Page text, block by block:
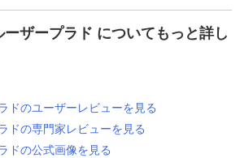
ーザープラド についてもっと詳し
ドのユーザーレビューを見る
ドの専門家レビューを見る
ドの公式画像を見る